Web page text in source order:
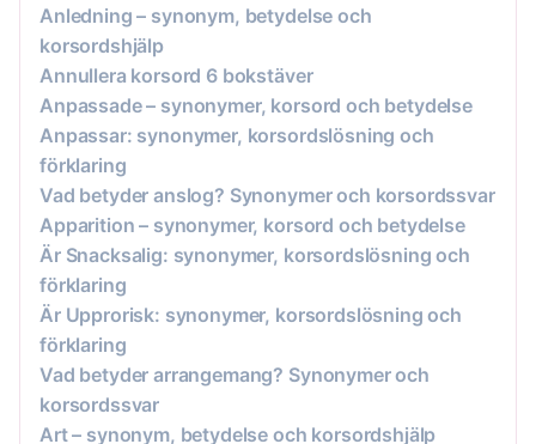
Anledning – synonym, betydelse och
korsordshjälp
Annullera korsord 6 bokstäver
Anpassade – synonymer, korsord och betydelse
Anpassar: synonymer, korsordslösning och
förklaring
Vad betyder anslog? Synonymer och korsordssvar
Apparition – synonymer, korsord och betydelse
Är Snacksalig: synonymer, korsordslösning och
förklaring
Är Upprorisk: synonymer, korsordslösning och
förklaring
Vad betyder arrangemang? Synonymer och
korsordssvar
Art – synonym, betydelse och korsordshjälp